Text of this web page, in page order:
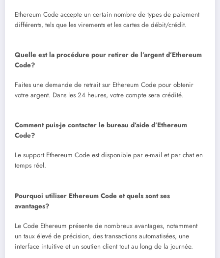
Ethereum Code accepte un certain nombre de types de paiement
différents, tels que les virements et les cartes de débit/crédit.
Quelle est la procédure pour retirer de l’argent d’Ethereum
Code?
Faites une demande de retrait sur Ethereum Code pour obtenir
votre argent. Dans les 24 heures, votre compte sera crédité.
Comment puis-je contacter le bureau d’aide d’Ethereum
Code?
Le support Ethereum Code est disponible par e-mail et par chat en
temps réel.
Pourquoi utiliser Ethereum Code et quels sont ses
avantages?
Le Code Ethereum présente de nombreux avantages, notamment
un taux élevé de précision, des transactions automatisées, une
interface intuitive et un soutien client tout au long de la journée.